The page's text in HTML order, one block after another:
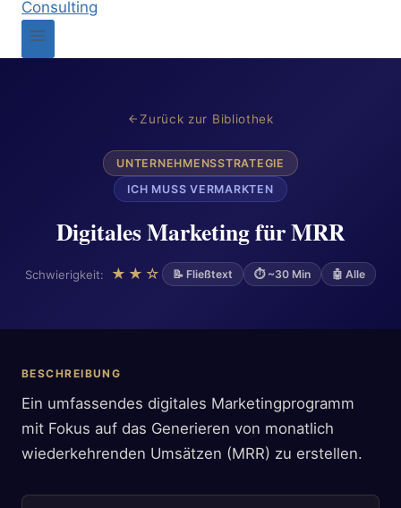
Zurück zur Bibliothek
UNTERNEHMENSSTRATEGIE
ICH MUSS VERMARKTEN
Digitales Marketing für MRR
Schwierigkeit: ★★☆ 📝 Fließtext ⏱ ~30 Min 🤖 Alle
BESCHREIBUNG
Ein umfassendes digitales Marketingprogramm
mit Fokus auf das Generieren von monatlich
wiederkehrenden Umsätzen (MRR) zu erstellen.